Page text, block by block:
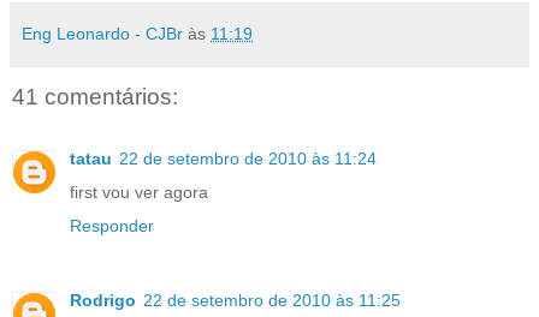
Eng Leonardo - CJBr às 11:19
41 comentários:
tatau 22 de setembro de 2010 às 11:24
first vou ver agora
Responder
Rodrigo 22 de setembro de 2010 às 11:25